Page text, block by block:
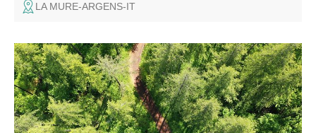
LA MURE-ARGENS-IT
Du haut du ciel, le territoire de la CCAPV se révèle
comme une partition visuelle, où se mêlent les courbes
des montagnes, les reflets des lacs, les méandres des
rivières et les nuances des cultures.